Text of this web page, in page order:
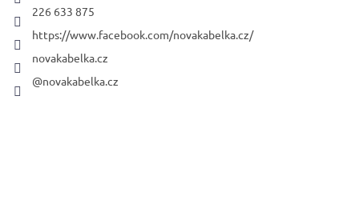
226 633 875
https://www.facebook.com/novakabelka.cz/
novakabelka.cz
@novakabelka.cz